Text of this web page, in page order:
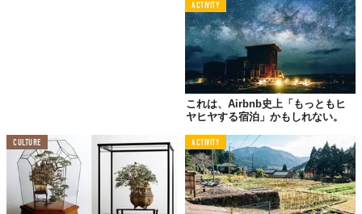
©Airbnb Japan株式会社
ACTIVITY
これは、Airbnb史上「もっともヒ
ヤヒヤする宿泊」かもしれない。
CULTURE ACTIVITY